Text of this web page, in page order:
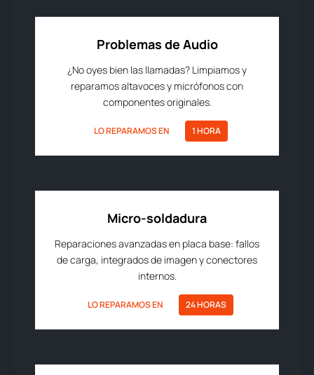
Problemas de Audio
¿No oyes bien las llamadas? Limpiamos y
reparamos altavoces y micrófonos con
componentes originales.
LO REPARAMOS EN 1 HORA
Micro-soldadura
Reparaciones avanzadas en placa base: fallos
de carga, integrados de imagen y conectores
internos.
LO REPARAMOS EN 24 HORAS